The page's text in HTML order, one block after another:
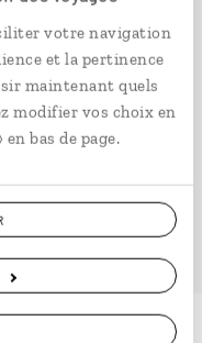
votre navigation
et la pertinence
maintenant quels
modifier vos choix en
bas de page.